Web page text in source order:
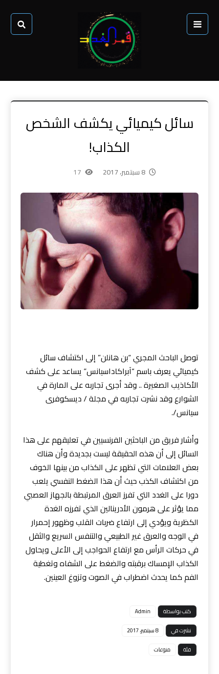
سائل كيميائي يكشف الشخص
الكذاب!
8 سبتمبر، 2017 17
توصل الباحث المجري “بن هانلن” إلى اكتشاف سائل
كيميائي يعرف باسم “آبراكاداسيانس” يساعد على كشف
الأكاذيب الصغيرة .. وقد أجرى تجاربه على المارة في
الشوارع وقد نشرت تجاربه في مجلة / ديسكوفرى
سيانس/.
وأشار فريق من الباحثين الفرنسيين في تعليقهم على هذا
السائل إلى أن هذه الحقيقة ليست بجديدة وأن هناك
بعض العلامات التي تظهر على الكذاب من بينها الخوف
من اكتشاف الكذب حيث أن هذا الضغط النفسي يلعب
دورا على الغدد التي تفرز العرق المرتبطة بالجهاز العصبي
مما يؤثر على هرمون الأدرينالين الذي تفرزه الغدة
الكظرية ويؤدي إلى ارتفاع ضربات القلب وظهور إحمرار
في الوجه والعرق غير الطبيعي والتنفس السريع والثقل
في حركات الرأس مع ارتفاع الحواجب إلى الأعلى ويحاول
الكذاب الإمساك برقبته والضغط على الشفاه وتغطية
الفم كما يحدث اضطراب في الصوت وتزوغ العينين.
كتب بواسطة
Admin
نشرت في
8 سبتمبر، 2017
فئة
منوعات